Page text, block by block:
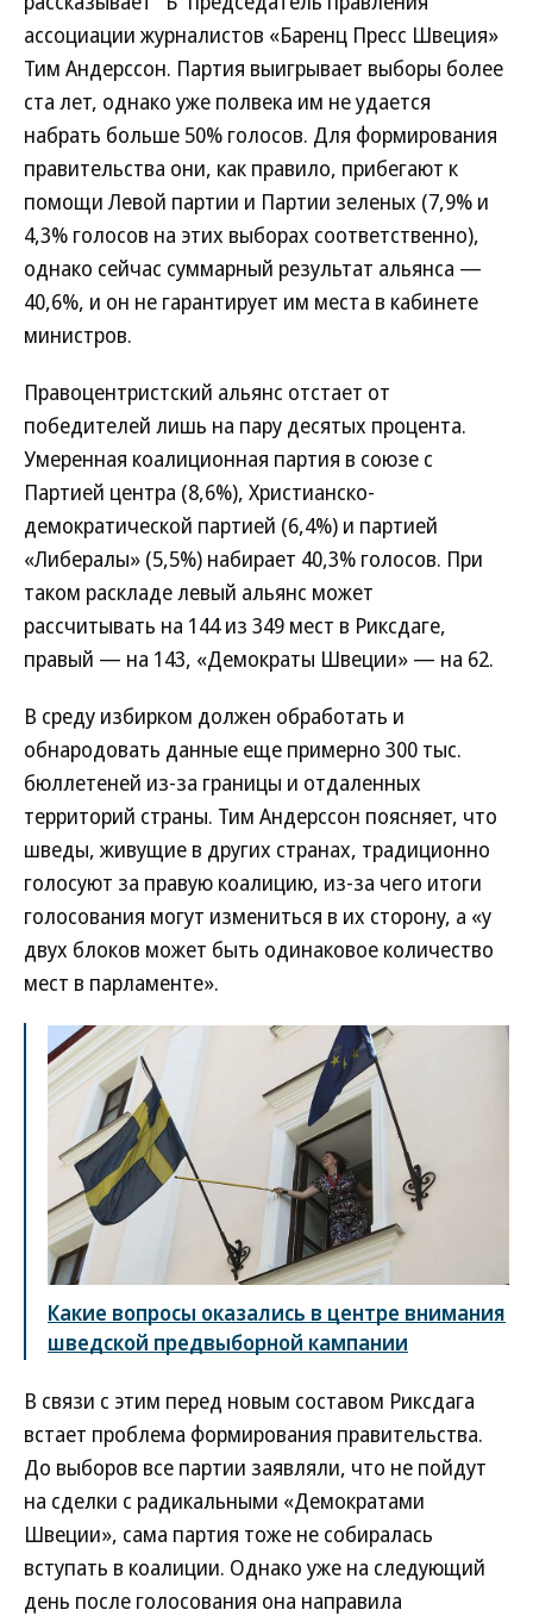
ассоциации журналистов «Баренц Пресс Швеция»
Тим Андерссон. Партия выигрывает выборы более
ста лет, однако уже полвека им не удается
набрать больше 50% голосов. Для формирования
правительства они, как правило, прибегают к
помощи Левой партии и Партии зеленых (7,9% и
4,3% голосов на этих выборах соответственно),
однако сейчас суммарный результат альянса —
40,6%, и он не гарантирует им места в кабинете
министров.
Правоцентристский альянс отстает от
победителей лишь на пару десятых процента.
Умеренная коалиционная партия в союзе с
Партией центра (8,6%), Христианско-
демократической партией (6,4%) и партией
«Либералы» (5,5%) набирает 40,3% голосов. При
таком раскладе левый альянс может
рассчитывать на 144 из 349 мест в Риксдаге,
правый — на 143, «Демократы Швеции» — на 62.
В среду избирком должен обработать и
обнародовать данные еще примерно 300 тыс.
бюллетеней из-за границы и отдаленных
территорий страны. Тим Андерссон поясняет, что
шведы, живущие в других странах, традиционно
голосуют за правую коалицию, из-за чего итоги
голосования могут измениться в их сторону, а «у
двух блоков может быть одинаковое количество
мест в парламенте».
Какие вопросы оказались в центре внимания
шведской предвыборной кампании
В связи с этим перед новым составом Риксдага
встает проблема формирования правительства.
До выборов все партии заявляли, что не пойдут
на сделки с радикальными «Демократами
Швеции», сама партия тоже не собиралась
вступать в коалиции. Однако уже на следующий
день после голосования она направила